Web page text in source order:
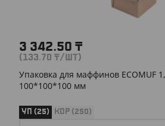
3 342.50 ₸
(133.70 ₸/ШТ)
Упаковка для маффинов ECOMUF
100*100*100 мм
УП (25) КОР (250)